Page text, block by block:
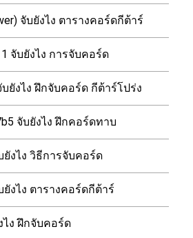
จับยังไง ตารางคอร์ดกีต้าร์
จับยังไง การจับคอร์ด
ยังไง ฝึกจับคอร์ด กีต้าร์โปร่ง
จับยังไง ฝึกคอร์ดทาบ
ยังไง วิธีการจับคอร์ด
งไง ตารางคอร์ดกีต้าร์
ไง ฝึกจับคอร์ด